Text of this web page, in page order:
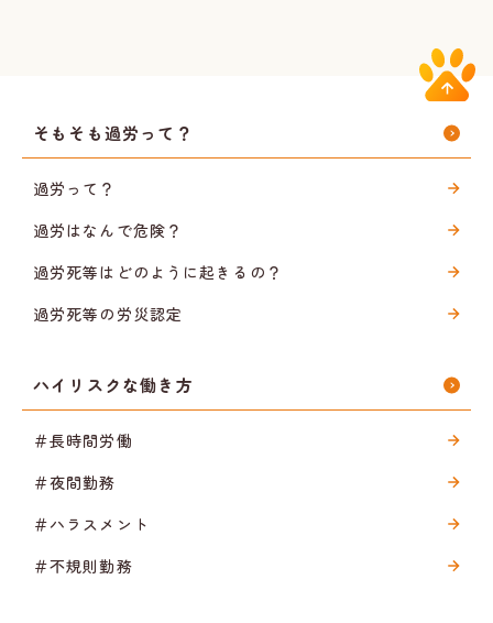
そもそも過労って？
過労って？
過労はなんで危険？
過労死等はどのように起きるの？
過労死等の労災認定
ハイリスクな働き方
＃長時間労働
＃夜間勤務
＃ハラスメント
＃不規則勤務